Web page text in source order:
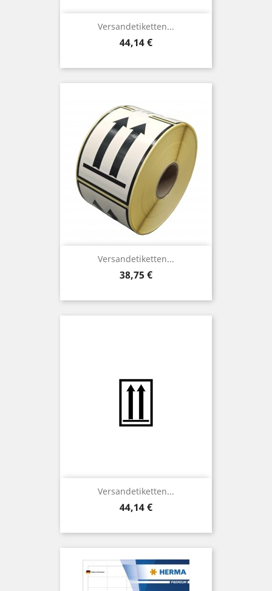
Versandetiketten...
Preis
44,14 €
Versandetiketten...
Preis
38,75 €
Versandetiketten...
Preis
44,14 €